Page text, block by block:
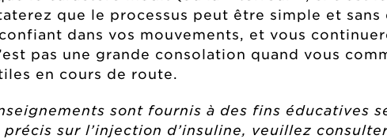
que le processus peut être simple et
dans vos mouvements, et vous
pas une grande consolation quand vous
en cours de route.
sont fournis à des fins éducatives
sur l’injection d’insuline, veuillez